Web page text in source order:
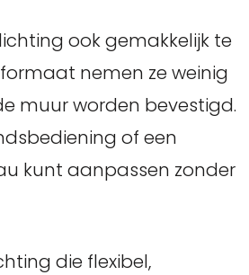
ook gemakkelijk te
nemen ze weinig
muur worden bevestigd.
of een
kunt aanpassen zonder
die flexibel,